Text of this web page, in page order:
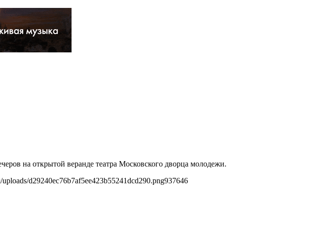
на открытой веранде театра Московского дворца молодежи.
d29240ec76b7af5ee423b55241dcd290.png937646